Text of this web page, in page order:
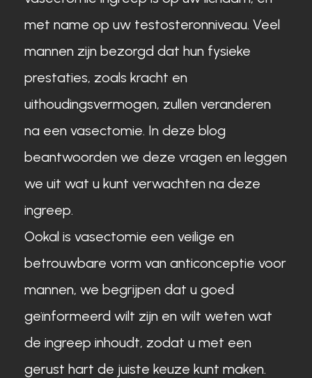
met name op uw testosteronniveau. Veel
mannen zijn bezorgd dat hun fysieke
prestaties, zoals kracht en
uithoudingsvermogen, zullen veranderen
na een vasectomie. In deze blog
beantwoorden we deze vragen en leggen
we uit wat u kunt verwachten na deze
ingreep.
Ookal is vasectomie een veilige en
betrouwbare vorm van anticonceptie voor
mannen, we begrijpen dat u goed
geïnformeerd wilt zijn en wilt weten wat
de ingreep inhoudt, zodat u met een
gerust hart de juiste keuze kunt maken.